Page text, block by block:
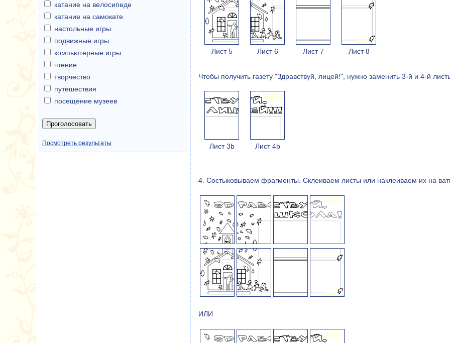
Лист 5 Лист 6 Лист 7 Лист 8
Чтобы получить газету "Здравствуй, лицей!", нужно заменить 3-й и 4-й
Лист 3b Лист 4b
4. Состыковываем фрагменты. Cклеиваем листы или наклеиваем их на
ИЛИ
катание на велосипеде
катание на самокате
настольные игры
подвижные игры
компьютерные игры
чтение
творчество
путешествия
посещение музеев
Посмотреть результаты